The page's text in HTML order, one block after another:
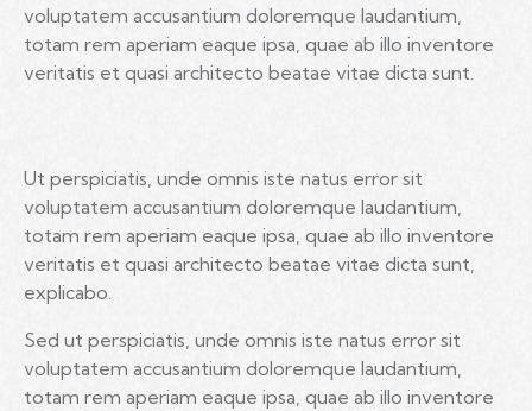
voluptatem accusantium doloremque laudantium,
totam rem aperiam eaque ipsa, quae ab illo inventore
veritatis et quasi architecto beatae vitae dicta sunt.
Ut perspiciatis, unde omnis iste natus error sit
voluptatem accusantium doloremque laudantium,
totam rem aperiam eaque ipsa, quae ab illo inventore
veritatis et quasi architecto beatae vitae dicta sunt,
explicabo.
Sed ut perspiciatis, unde omnis iste natus error sit
voluptatem accusantium doloremque laudantium,
totam rem aperiam eaque ipsa, quae ab illo inventore